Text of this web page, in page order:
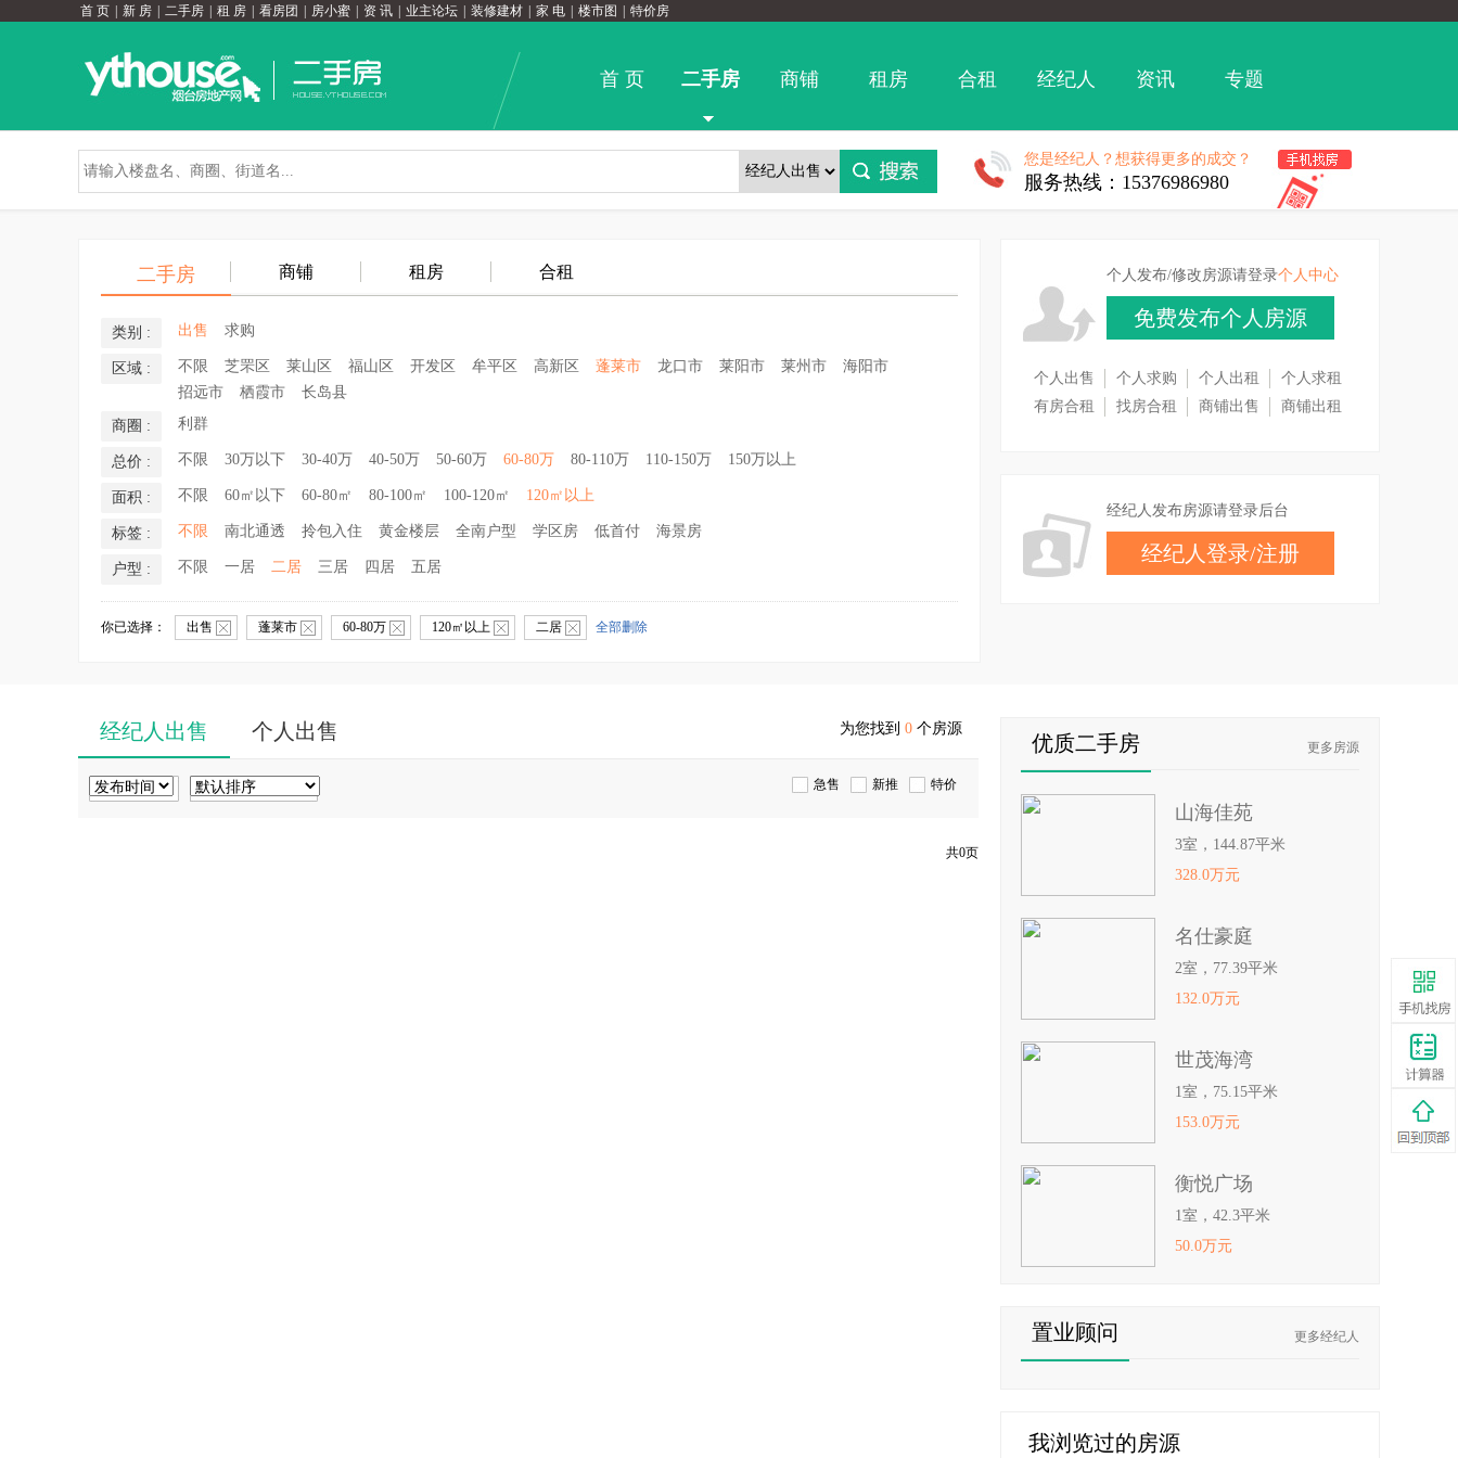
首 页 新 房 二手房 租 房 看房团 房小蜜 资 讯 业主论坛 装修建材 家 电 楼市图 特价房
首 页 二手房 商铺 租房 合租 经纪人 资讯 专题
您是经纪人？想获得更多的成交？
服务热线：15376986980
二手房 商铺 租房 合租
类别 : 出售 求购
区域 : 不限 芝罘区 莱山区 福山区 开发区 牟平区 高新区 蓬莱市 龙口市 莱阳市 莱州市
海阳市
招远市
栖霞市 长岛县
商圈 : 利群
总价 : 不限 30万以下 30-40万 40-50万 50-60万 60-80万 80-110万 110-150万 150万以上
面积 : 不限 60㎡以下 60-80㎡ 80-100㎡ 100-120㎡ 120㎡以上
标签 : 不限 南北通透 拎包入住 黄金楼层 全南户型 学区房 低首付 海景房
户型 : 不限 一居 二居 三居 四居 五居
你已选择： 出售 蓬莱市 60-80万 120㎡以上 二居 全部删除
个人发布/修改房源请登录个人中心
免费发布个人房源
个人出售 个人求购 个人出租
个人求租
有房合租
找房合租 商铺出售 商铺出租
经纪人发布房源请登录后台
经纪人登录/注册
经纪人出售 个人出售 为您找到 0 个房源
急售 新推 特价
共0页
优质二手房 更多房源
山海佳苑
3室，144.87平米
328.0万元
名仕豪庭
2室，77.39平米
132.0万元
世茂海湾
1室，75.15平米
153.0万元
衡悦广场
1室，42.3平米
50.0万元
置业顾问 更多经纪人
我浏览过的房源